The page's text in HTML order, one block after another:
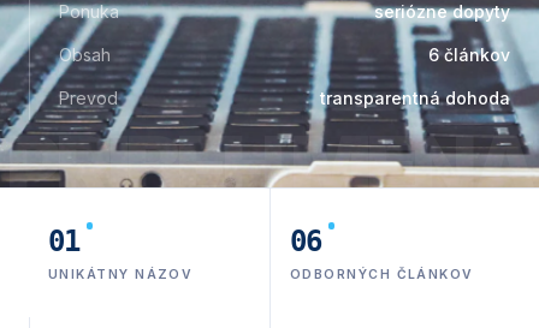
PRÍBEH MENA
Ponuka seriózne dopyty
Obsah 6článkov
Prevod transparentná dohoda
01
UNIKÁTNY NÁZOV
06
ODBORNÝCH ČLÁNKOV